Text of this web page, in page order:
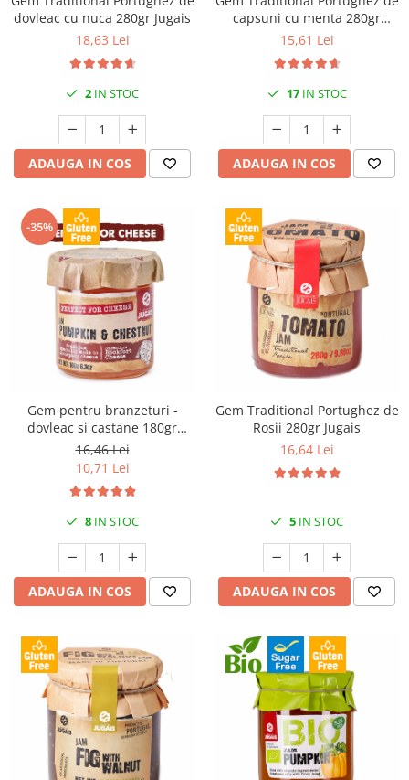
dovleac cu nuca 280gr Jugais
18,63 Lei
2 IN STOC
ADAUGA IN COS
capsuni cu menta 280gr
Jugais
15,61 Lei
17IN STOC
ADAUGA IN COS
-35%
Gem pentru branzeturi -
dovleac si castane 180gr
Jugais
16,46 Lei
10,71 Lei
8 IN STOC
ADAUGA IN COS
Gem Traditional Portughez de
Rosii 280gr Jugais
16,64 Lei
5 IN STOC
ADAUGA IN COS